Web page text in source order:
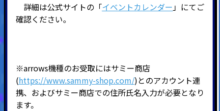
詳細は公式サイトの「イベントカレンダー」にてご
確認ください。
※arrows機種のお受取にはサミー商店
(https://www.sammy-shop.com/)とのアカウント連
携、およびサミー商店での住所氏名入力が必要となり
ます。